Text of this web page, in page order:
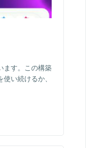
ます。この構築
い続けるか、